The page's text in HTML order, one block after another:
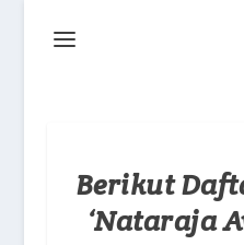
Berikut
‘Nataraja